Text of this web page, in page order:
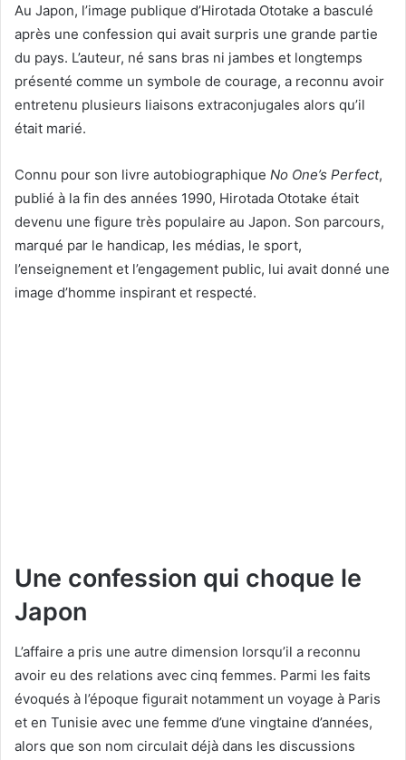
Au Japon, l’image publique d’Hirotada Ototake a basculé
après une confession qui avait surpris une grande partie
du pays. L’auteur, né sans bras ni jambes et longtemps
présenté comme un symbole de courage, a reconnu avoir
entretenu plusieurs liaisons extraconjugales alors qu’il
était marié.
Connu pour son livre autobiographique No One’s Perfect,
publié à la fin des années 1990, Hirotada Ototake était
devenu une figure très populaire au Japon. Son parcours,
marqué par le handicap, les médias, le sport,
l’enseignement et l’engagement public, lui avait donné une
image d’homme inspirant et respecté.
Une confession qui choque le
Japon
L’affaire a pris une autre dimension lorsqu’il a reconnu
avoir eu des relations avec cinq femmes. Parmi les faits
évoqués à l’époque figurait notamment un voyage à Paris
et en Tunisie avec une femme d’une vingtaine d’années,
alors que son nom circulait déjà dans les discussions